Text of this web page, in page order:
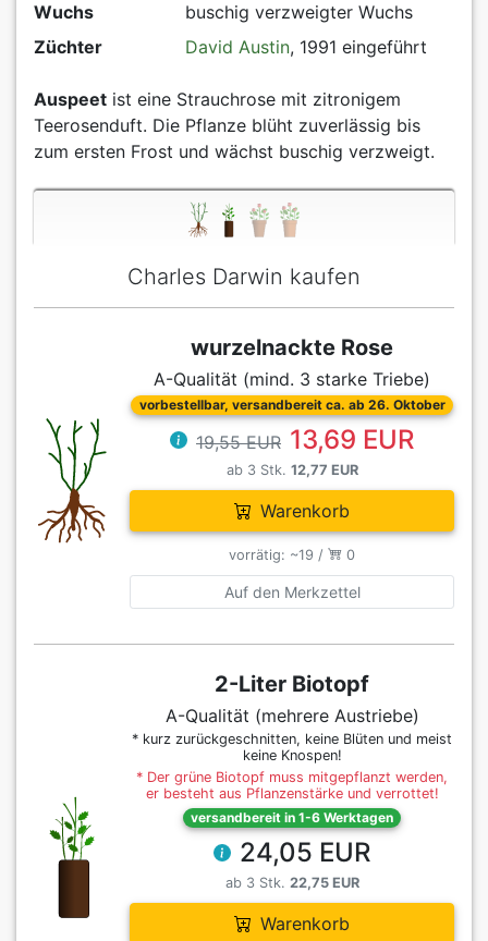
Wuchs
buschig verzweigter Wuchs
Züchter
David Austin, 1991 eingeführt
Auspeet ist eine Strauchrose mit zitronigem
Teerosenduft. Die Pflanze blüht zuverlässig bis
zum ersten Frost und wächst buschig verzweigt.
Charles Darwin kaufen
wurzelnackte Rose
A-Qualität (mind. 3 starke Triebe)
vorbestellbar, versandbereit ca. ab 26. Oktober
19,55 EUR 13,69 EUR
ab 3 Stk. 12,77 EUR
Warenkorb
vorrätig: ~19 / 0
Auf den Merkzettel
2-Liter Biotopf
A-Qualität (mehrere Austriebe)
* kurz zurückgeschnitten, keine Blüten und meist
keine Knospen!
* Der grüne Biotopf muss mitgepflanzt werden,
er besteht aus Pflanzenstärke und verrottet!
versandbereit in 1-6 Werktagen
24,05 EUR
ab 3 Stk. 22,75 EUR
Warenkorb